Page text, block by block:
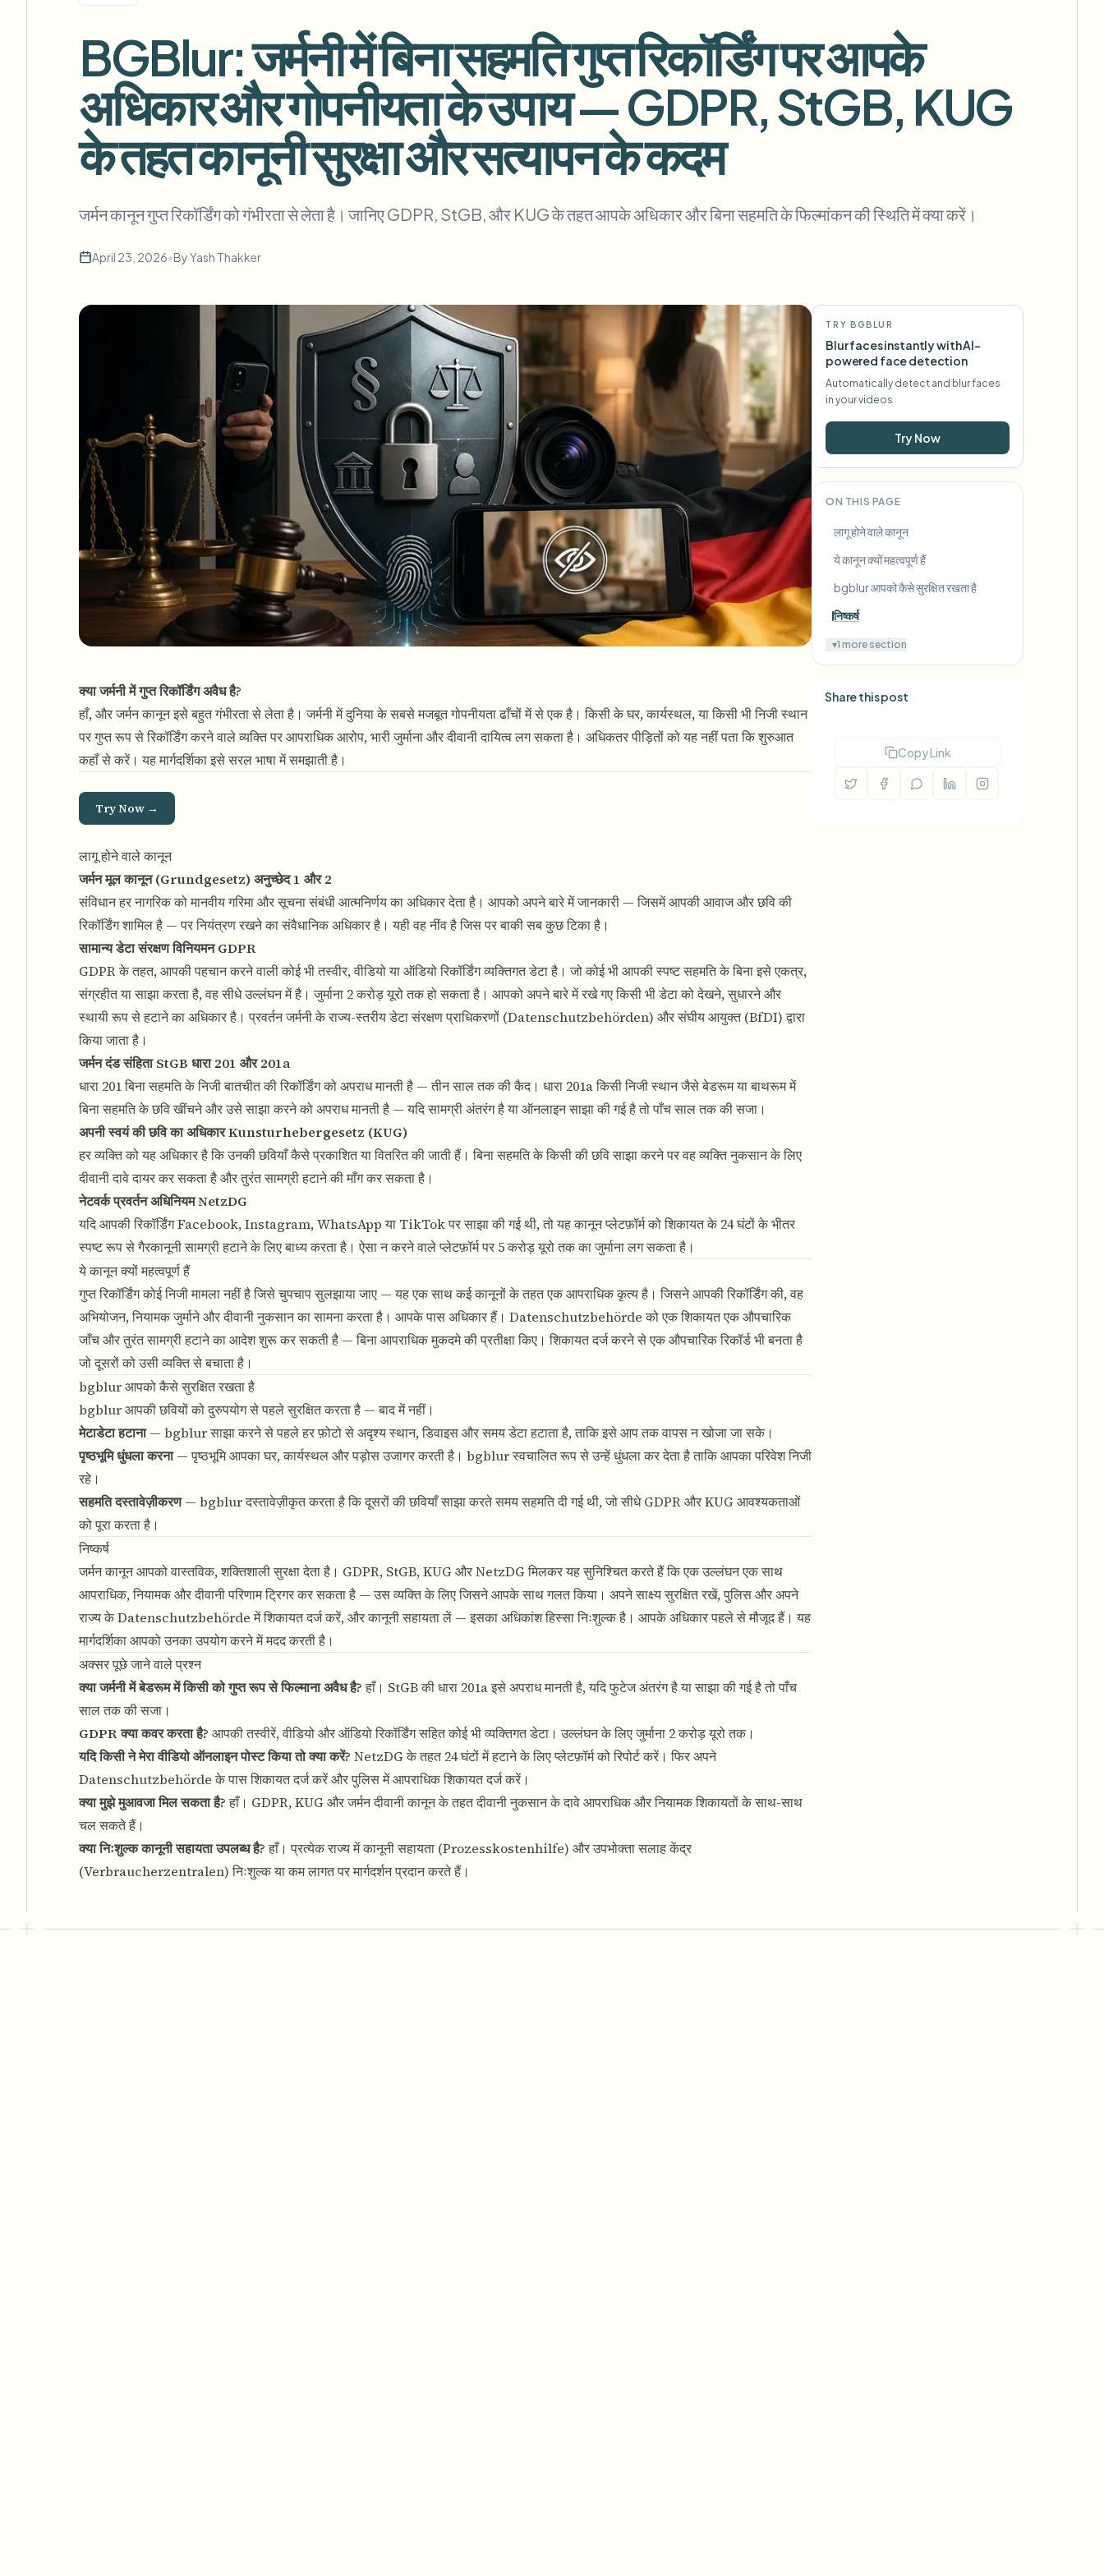
Ecosystem
वीडियो इंटेलिजेंस BETA
Ask questions and get AI summaries
Vlogger Moto Vlogger Streamer Journalist
संपर्क फ़ॉर्म
वॉल्यूम, अनुपालन और इंटीग्रेशन के बारे में हमसे बात करें।
वॉल्यूम तैयार
संपर्क फ़ॉर्म
इकोसिस्टम
वीडियो इंटेलिजेंस
वीडियो खोजें और समझें — Ceptory
बल्क बैकग्राउंड रिमूवल
समर्पित बैकग्राउंड रिमूवल पाइपलाइन
BGBlur: जर्मनी में बिना सहमति गुप्त रिकॉर्डिंग पर आपके
अधिकार और गोपनीयता के उपाय — GDPR, StGB, KUG
के तहत कानूनी सुरक्षा और सत्यापन के कदम
जर्मन कानून गुप्त रिकॉर्डिंग को गंभीरता से लेता है। जानिए GDPR, StGB, और KUG के तहत आपके अधिकार और बिना सहमति के फिल्मांकन की स्थिति में क्या करें।
April 23, 2026•ByYash Thakker
क्या जर्मनी में गुप्त रिकॉर्डिंग अवैध है?
हाँ, और जर्मन कानून इसे बहुत गंभीरता से लेता है। जर्मनी में दुनिया के सबसे मजबूत गोपनीयता ढाँचों में से एक है। किसी के घर, कार्यस्थल, या किसी भी निजी स्थान
पर गुप्त रूप से रिकॉर्डिंग करने वाले व्यक्ति पर आपराधिक आरोप, भारी जुर्माना और दीवानी दायित्व लग सकता है। अधिकतर पीड़ितों को यह नहीं पता कि शुरुआत
कहाँ से करें। यह मार्गदर्शिका इसे सरल भाषा में समझाती है।
Try Now →
लागू होने वाले कानून
जर्मन मूल कानून (Grundgesetz) अनुच्छेद 1 और 2
संविधान हर नागरिक को मानवीय गरिमा और सूचना संबंधी आत्मनिर्णय का अधिकार देता है। आपको अपने बारे में जानकारी — जिसमें आपकी आवाज और छवि की
रिकॉर्डिंग शामिल है — पर नियंत्रण रखने का संवैधानिक अधिकार है। यही वह नींव है जिस पर बाकी सब कुछ टिका है।
सामान्य डेटा संरक्षण विनियमन GDPR
GDPR के तहत, आपकी पहचान करने वाली कोई भी तस्वीर, वीडियो या ऑडियो रिकॉर्डिंग व्यक्तिगत डेटा है। जो कोई भी आपकी स्पष्ट सहमति के बिना इसे एकत्र,
संग्रहीत या साझा करता है, वह सीधे उल्लंघन में है। जुर्माना 2 करोड़ यूरो तक हो सकता है। आपको अपने बारे में रखे गए किसी भी डेटा को देखने, सुधारने और
स्थायी रूप से हटाने का अधिकार है। प्रवर्तन जर्मनी के राज्य-स्तरीय डेटा संरक्षण प्राधिकरणों (Datenschutzbehörden) और संघीय आयुक्त (BfDI) द्वारा
किया जाता है।
जर्मन दंड संहिता StGB धारा 201 और 201a
धारा 201 बिना सहमति के निजी बातचीत की रिकॉर्डिंग को अपराध मानती है — तीन साल तक की कैद। धारा 201a किसी निजी स्थान जैसे बेडरूम या बाथरूम में
बिना सहमति के छवि खींचने और उसे साझा करने को अपराध मानती है — यदि सामग्री अंतरंग है या ऑनलाइन साझा की गई है तो पाँच साल तक की सजा।
अपनी स्वयं की छवि का अधिकार Kunsturhebergesetz (KUG)
हर व्यक्ति को यह अधिकार है कि उनकी छवियाँ कैसे प्रकाशित या वितरित की जाती हैं। बिना सहमति के किसी की छवि साझा करने पर वह व्यक्ति नुकसान के लिए
दीवानी दावे दायर कर सकता है और तुरंत सामग्री हटाने की माँग कर सकता है।
नेटवर्क प्रवर्तन अधिनियम NetzDG
यदि आपकी रिकॉर्डिंग Facebook, Instagram, WhatsApp या TikTok पर साझा की गई थी, तो यह कानून प्लेटफ़ॉर्म को शिकायत के 24 घंटों के भीतर
स्पष्ट रूप से गैरकानूनी सामग्री हटाने के लिए बाध्य करता है। ऐसा न करने वाले प्लेटफ़ॉर्म पर 5 करोड़ यूरो तक का जुर्माना लग सकता है।
ये कानून क्यों महत्वपूर्ण हैं
गुप्त रिकॉर्डिंग कोई निजी मामला नहीं है जिसे चुपचाप सुलझाया जाए — यह एक साथ कई कानूनों के तहत एक आपराधिक कृत्य है। जिसने आपकी रिकॉर्डिंग की, वह
अभियोजन, नियामक जुर्माने और दीवानी नुकसान का सामना करता है। आपके पास अधिकार हैं। Datenschutzbehörde को एक शिकायत एक औपचारिक
जाँच और तुरंत सामग्री हटाने का आदेश शुरू कर सकती है — बिना आपराधिक मुकदमे की प्रतीक्षा किए। शिकायत दर्ज करने से एक औपचारिक रिकॉर्ड भी बनता है
जो दूसरों को उसी व्यक्ति से बचाता है।
bgblur आपको कैसे सुरक्षित रखता है
bgblur आपकी छवियों को दुरुपयोग से पहले सुरक्षित करता है — बाद में नहीं।
मेटाडेटा हटाना— bgblur साझा करने से पहले हर फ़ोटो से अदृश्य स्थान, डिवाइस और समय डेटा हटाता है, ताकि इसे आप तक वापस न खोजा जा सके।
पृष्ठभूमि धुंधला करना— पृष्ठभूमि आपका घर, कार्यस्थल और पड़ोस उजागर करती है। bgblur स्वचालित रूप से उन्हें धुंधला कर देता है ताकि आपका परिवेश निजी
रहे।
सहमति दस्तावेज़ीकरण— bgblur दस्तावेज़ीकृत करता है कि दूसरों की छवियाँ साझा करते समय सहमति दी गई थी, जो सीधे GDPR और KUG आवश्यकताओं
को पूरा करता है।
निष्कर्ष
जर्मन कानून आपको वास्तविक, शक्तिशाली सुरक्षा देता है। GDPR, StGB, KUG और NetzDG मिलकर यह सुनिश्चित करते हैं कि एक उल्लंघन एक साथ
आपराधिक, नियामक और दीवानी परिणाम ट्रिगर कर सकता है — उस व्यक्ति के लिए जिसने आपके साथ गलत किया। अपने साक्ष्य सुरक्षित रखें, पुलिस और अपने
राज्य के Datenschutzbehörde में शिकायत दर्ज करें, और कानूनी सहायता लें — इसका अधिकांश हिस्सा निःशुल्क है। आपके अधिकार पहले से मौजूद हैं। यह
मार्गदर्शिका आपको उनका उपयोग करने में मदद करती है।
अक्सर पूछे जाने वाले प्रश्न
क्या जर्मनी में बेडरूम में किसी को गुप्त रूप से फिल्माना अवैध है?हाँ। StGB की धारा 201a इसे अपराध मानती है, यदि फुटेज अंतरंग है या साझा की गई है तो पाँच
साल तक की सजा।
GDPR क्या कवर करता है? आपकी तस्वीरें, वीडियो और ऑडियो रिकॉर्डिंग सहित कोई भी व्यक्तिगत डेटा। उल्लंघन के लिए जुर्माना 2 करोड़ यूरो तक।
यदि किसी ने मेरा वीडियो ऑनलाइन पोस्ट किया तो क्या करें? NetzDG के तहत 24 घंटों में हटाने के लिए प्लेटफ़ॉर्म को रिपोर्ट करें। फिर अपने
Datenschutzbehörde के पास शिकायत दर्ज करें और पुलिस में आपराधिक शिकायत दर्ज करें।
क्या मुझे मुआवजा मिल सकता है?हाँ। GDPR, KUG और जर्मन दीवानी कानून के तहत दीवानी नुकसान के दावे आपराधिक और नियामक शिकायतों के साथ-साथ
चल सकते हैं।
क्या निःशुल्क कानूनी सहायता उपलब्ध है?हाँ। प्रत्येक राज्य में कानूनी सहायता (Prozesskostenhilfe) और उपभोक्ता सलाह केंद्र
(Verbraucherzentralen) निःशुल्क या कम लागत पर मार्गदर्शन प्रदान करते हैं।
TRY BGBLUR
Blur faces instantly with AI-
powered face detection
Automatically detect and blur faces
in your videos
Try Now
ON THIS PAGE
लागू होने वाले कानून
ये कानून क्यों महत्वपूर्ण हैं
bgblur आपको कैसे सुरक्षित रखता है
निष्कर्ष
▾1 more section
Share this post
Copy Link